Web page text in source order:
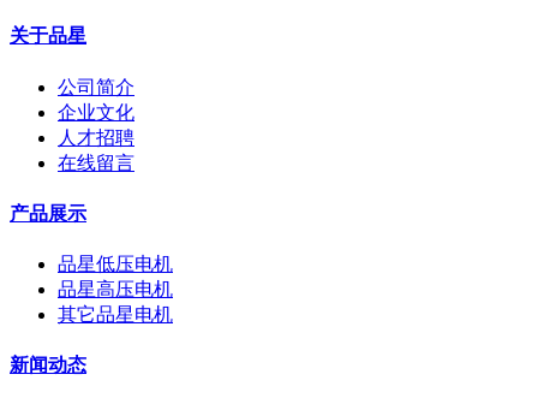
关于品星
公司简介
企业文化
人才招聘
在线留言
产品展示
品星低压电机
品星高压电机
其它品星电机
新闻动态